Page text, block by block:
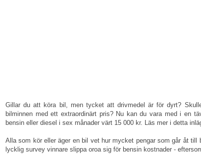
Gillar du att köra bil, men tycket att drivmedel är för dyrt?
bilminnen med ett extraordinärt pris? Nu kan du vara med i en
bensin eller diesel i sex månader värt 15 000 kr. Läs mer i detta
Alla som kör eller äger en bil vet hur mycket pengar som går åt till
lycklig survey vinnare slippa oroa sig för bensin kostnader -